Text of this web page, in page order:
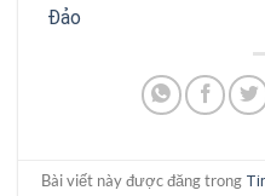
Đảo
Bài viết này được đăng trong